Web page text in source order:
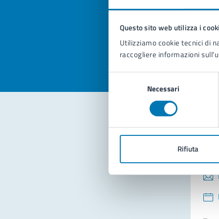
Questo sito web utilizza i
Utilizziamo cookie tecnici di
raccogliere informazioni
del
Necessari
Rifiuta
Valuta la